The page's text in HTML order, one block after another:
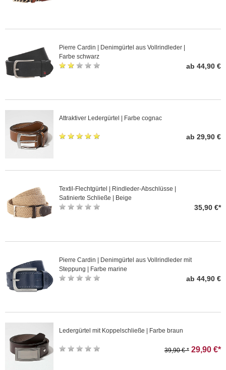
Pierre Cardin | Denimgürtel aus Vollrindleder |
Farbe schwarz
ab 44,90 €
Attraktiver Ledergürtel | Farbe cognac
ab 29,90 €
Textil-Flechtgürtel | Rindleder-Abschlüsse |
Satinierte Schließe | Beige
35,90 €*
Pierre Cardin | Denimgürtel aus Vollrindleder mit
Steppung | Farbe marine
ab 44,90 €
Ledergürtel mit Koppelschließe | Farbe braun
39,90 € * 29,90 €*